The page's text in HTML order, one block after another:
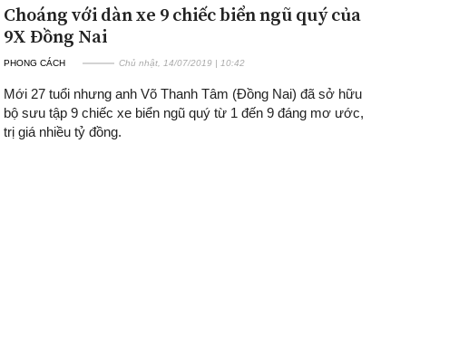
Choáng với dàn xe 9 chiếc biển ngũ quý của
9X Đồng Nai
PHONG CÁCH Chủ nhật, 14/07/2019 | 10:42
Mới 27 tuổi nhưng anh Võ Thanh Tâm (Đồng Nai) đã sở hữu
bộ sưu tập 9 chiếc xe biển ngũ quý từ 1 đến 9 đáng mơ ước,
trị giá nhiều tỷ đồng.